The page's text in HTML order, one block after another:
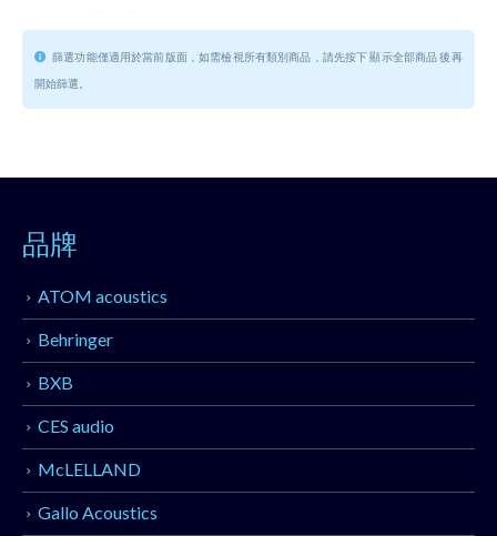
篩選功能僅適用於當前版面，如需檢視所有類別商品，請先按下 顯示全部商品 後再
開始篩選。
品牌
ATOM acoustics
Behringer
BXB
CES audio
McLELLAND
Gallo Acoustics